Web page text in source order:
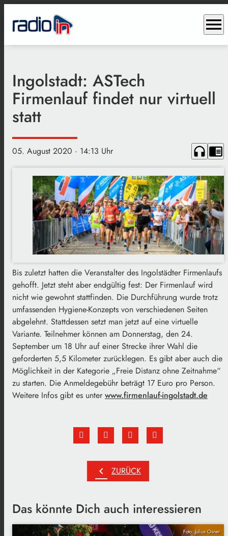
menu
Ingolstadt: ASTech
Firmenlauf findet nur virtuell
statt
05. August 2020 · 14:13 Uhr headphones chrome_reader_mode
Bis zuletzt hatten die Veranstalter des Ingolstädter Firmenlaufs
gehofft. Jetzt steht aber endgültig fest: Der Firmenlauf wird
nicht wie gewohnt stattfinden. Die Durchführung wurde trotz
umfassenden Hygiene-Konzepts von verschiedenen Seiten
abgelehnt. Stattdessen setzt man jetzt auf eine virtuelle
Variante. Teilnehmer können am Donnerstag, den 24.
September um 18 Uhr auf einer Strecke ihrer Wahl die
geforderten 5,5 Kilometer zurücklegen. Es gibt aber auch die
Möglichkeit in der Kategorie „Freie Distanz ohne Zeitnahme“
zu starten. Die Anmeldegebühr beträgt 17 Euro pro Person.
Weitere Infos gibt es unter www.firmenlauf-ingolstadt.de
chevron_left ZURÜCK
Das könnte Dich auch interessieren
Foto: Julius Osner